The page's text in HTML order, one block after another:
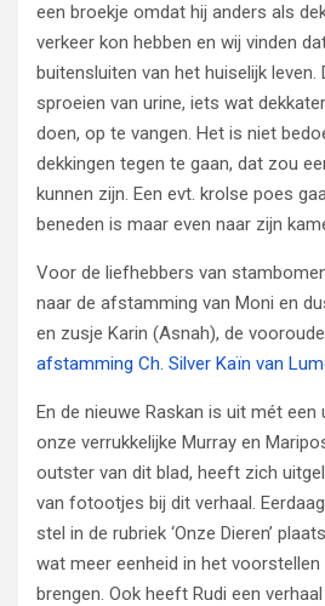
een broekje omdat hij anders als
verkeer kon hebben en wij vinden
buitensluiten van het huiselijk
sproeien van urine, iets wat
doen, op te vangen. Het is niet
dekkingen tegen te gaan, dat zou
kunnen zijn. Een evt. krolse poes
beneden is maar even naar zijn
Voor de liefhebbers van
naar de afstamming van Moni en
en zusje Karin (Asnah), de
afstamming Ch. Silver Kaïn van
En de nieuwe Raskan is uit mét een
onze verrukkelijke Murray en
outster van dit blad, heeft zich
van fotootjes bij dit verhaal.
stel in de rubriek ‘Onze Dieren’
wat meer eenheid in het
brengen. Ook heeft Rudi een